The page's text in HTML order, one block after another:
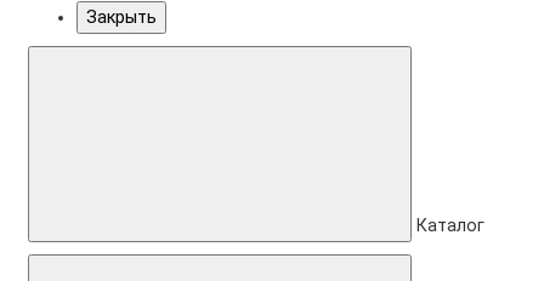
Закрыть
Каталог